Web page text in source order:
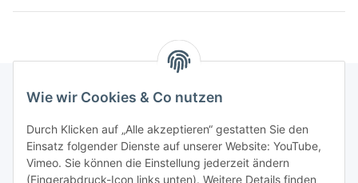
Wie wir Cookies & Co nutzen
Durch Klicken auf „Alle akzeptieren“ gestatten Sie den
Einsatz folgender Dienste auf unserer Website: YouTube,
Vimeo. Sie können die Einstellung jederzeit ändern
(Fingerabdruck-Icon links unten). Weitere Details finden
Informationen
036204. 803903